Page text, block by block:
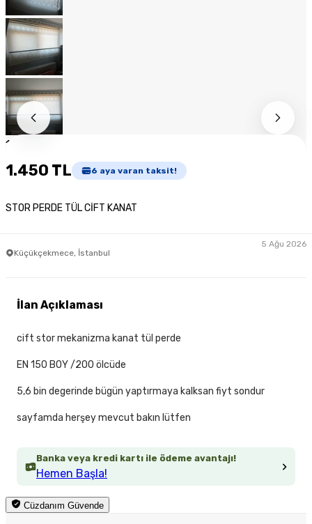
1
1.450 TL 6 aya varan taksit!
STOR PERDE TÜL CİFT KANAT
Küçükçekmece, İstanbul
5 Ağu 2026
Banka veya kredi kartı ile ödeme avantajı!
Hemen Başla!
Cüzdanım Güvende
İlan Açıklaması
cift stor mekanizma kanat tül perde
EN 150 BOY /200 ölcüde
5,6 bin degerinde bügün yaptırmaya kalksan fiyt sondur
sayfamda herşey mevcut bakın lütfen